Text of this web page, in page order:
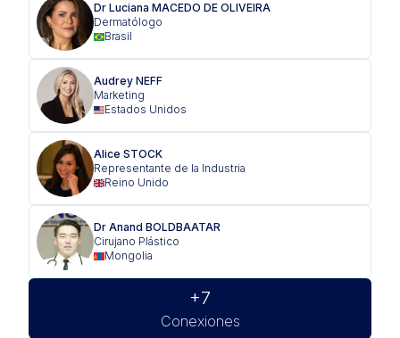
Dr Luciana MACEDO DE OLIVEIRA
Dermatólogo
Brasil
Audrey NEFF
Marketing
Estados Unidos
Alice STOCK
Representante de la Industria
Reino Unido
Dr Anand BOLDBAATAR
Cirujano Plástico
Mongolia
+7
Conexiones